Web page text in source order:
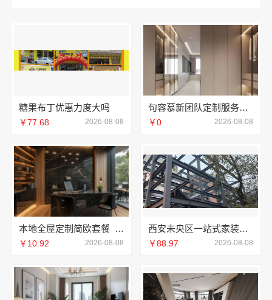
糖果布丁优惠力度大吗
￥77.68 2026-08-08
句容慕新团队定制服务卧室施工流程-慕新不锈钢
￥0 2026-08-08
本地全屋定制简欧套餐_江西尚宅尚品
￥10.92 2026-08-08
西安未央区一站式家装设计刚需房售后完善 居安天成
￥88.97 2026-08-08